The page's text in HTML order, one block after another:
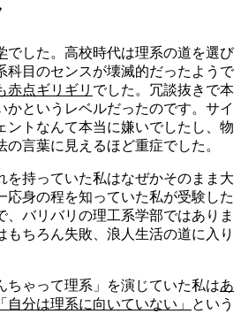
でした。高校時代は理系の道を選び
科目のセンスが壊滅的だったようで
赤点ギリギリ でした。冗談抜きで本
かというレベルだったのです。サイ
ントなんて本当に嫌いでしたし、物
言葉に見えるほど重症でした。
を持っていた私はなぜかそのまま大
応身の程を知っていた私が受験した
、バリバリの理工系学部ではありま
もちろん失敗、浪人生活の道に入り
ちゃって理系」を演じていた私はあ
分は理系に向いていない」
という